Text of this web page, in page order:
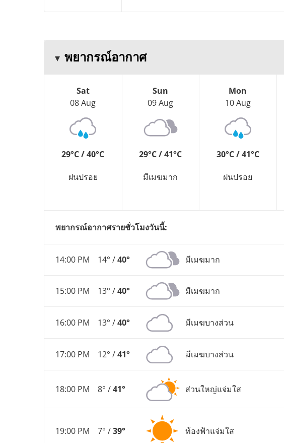
พยากรณ์อากาศ
Sat
08 Aug
29°C / 40°C
ฝนปรอย
Sun
09 Aug
29°C / 41°C
มีเมฆมาก
Mon
10 Aug
30°C / 41°C
ฝนปรอย
พยากรณ์อากาศรายชั่วโมงวันนี้:
14:00 PM 14° /40° มีเมฆมาก
15:00 PM 13° /40° มีเมฆมาก
16:00 PM 13° /40° มีเมฆบางส่วน
17:00 PM 12° /41° มีเมฆบางส่วน
18:00 PM 8° /41° ส่วนใหญ่แจ่มใส
19:00 PM 7° /39° ท้องฟ้าแจ่มใส